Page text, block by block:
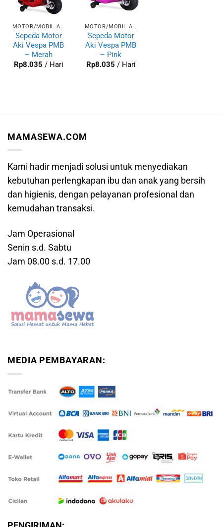
MOTOR/MOBIL AKI
Sepeda Motor
Aki Vespa PMB
– Merah
Rp8.035 / Hari
MOTOR/MOBIL AKI
Sepeda Motor
Aki Vespa PMB
– Pink
Rp8.035 / Hari
MAMASEWA.COM
Kami hadir menjadi solusi untuk menyediakan
kebutuhan perlengkapan ibu dan anak yang bersih
dan higienis, dengan pelayanan profesional dan
kemudahan transaksi.
Jam Operasional
Senin s.d. Sabtu
Jam 08.00 s.d. 17.00
MEDIA PEMBAYARAN: